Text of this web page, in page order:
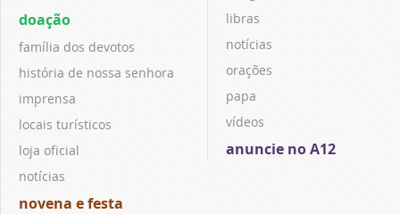
doação
família dos devotos
história de nossa senhora
imprensa
locais turísticos
loja oficial
notícias
novena e festa
libras
notícias
orações
papa
vídeos
anuncie no A12